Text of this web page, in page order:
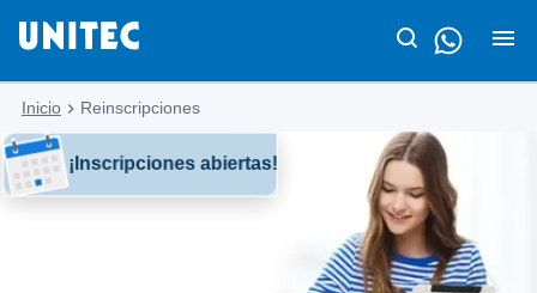
Inicio Reinscripciones
¡Inscripciones abiertas!